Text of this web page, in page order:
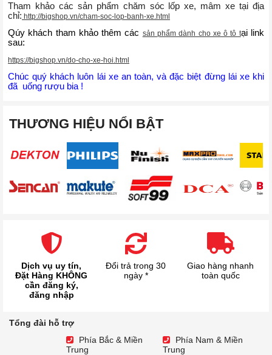
Tham khảo các sản phẩm chăm sóc lốp xe, mâm xe tại địa
chỉ: http://bigshop.vn/cham-soc-lop-banh-xe.html
Qúy khách tham khảo thêm các sản phẩm dành cho xe ô tô tại link
sau:
https://bigshop.vn/do-cho-xe-hoi.html
Chúc quý khách luôn lái xe an toàn, và đặc biệt đừng lái xe khi
đã uống rượu bia !
THƯƠNG HIỆU NỔI BẬT
Dịch vụ uy tín,
Đặt Hàng KHÔNG
cần đăng ký,
đăng nhập
Đổi trả trong 30
ngày *
Giao hàng nhanh
toàn quốc
Tổng đài hỗ trợ
Phía Bắc & Miền
Trung
Phía Nam & Miền
Trung